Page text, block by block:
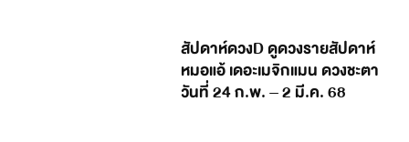
สัปดาห์ดวงD ดูดวงรายสัปดาห์
หมอแอ้ เดอะเมจิกแมน ดวงชะตา
วันที่ 24 ก.พ. – 2 มี.ค. 68